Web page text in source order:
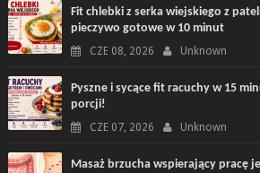
Fit chlebki z serka wiejskiego z
pieczywo gotowe w 10 minut
CZE 08, 2026 Unknown
Pyszne i sycące fit racuchy w 15
porcji!
CZE 07, 2026 Unknown
Masaż brzucha wspierający pracę